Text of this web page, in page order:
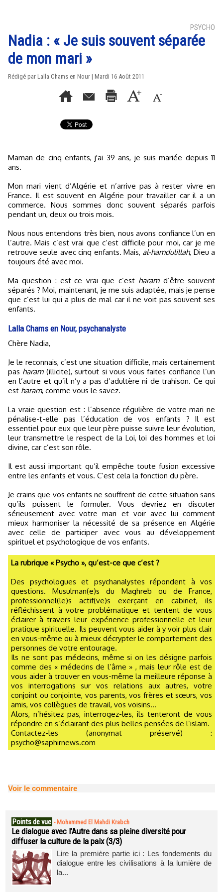
PSYCHO
Nadia : « Je suis souvent séparée
de mon mari »
Rédigé par Lalla Chams en Nour | Mardi 16 Août 2011
Maman de cinq enfants, j'ai 39 ans, je suis mariée depuis 11
ans.
Mon mari vient d’Algérie et n’arrive pas à rester vivre en
France. Il est souvent en Algérie pour travailler car il a un
commerce. Nous sommes donc souvent séparés parfois
pendant un, deux ou trois mois.
Nous nous entendons très bien, nous avons confiance l’un en
l’autre. Mais c’est vrai que c’est difficile pour moi, car je me
retrouve seule avec cinq enfants. Mais, al-hamdulillah, Dieu a
toujours été avec moi.
Ma question : est-ce vrai que c’est haram d’être souvent
séparés ? Moi, maintenant, je me suis adaptée, mais je pense
que c’est lui qui a plus de mal car il ne voit pas souvent ses
enfants.
Lalla Chams en Nour, psychanalyste
Chère Nadia,
Je le reconnais, c’est une situation difficile, mais certainement
pas haram (illicite), surtout si vous vous faites confiance l’un
en l’autre et qu’il n’y a pas d’adultère ni de trahison. Ce qui
est haram, comme vous le savez.
La vraie question est : l’absence régulière de votre mari ne
pénalise-t-elle pas l’éducation de vos enfants ? Il est
essentiel pour eux que leur père puisse suivre leur évolution,
leur transmettre le respect de la Loi, loi des hommes et loi
divine, car c’est son rôle.
Il est aussi important qu’il empêche toute fusion excessive
entre les enfants et vous. C’est cela la fonction du père.
Je crains que vos enfants ne souffrent de cette situation sans
qu’ils puissent le formuler. Vous devriez en discuter
sérieusement avec votre mari et voir avec lui comment
mieux harmoniser la nécessité de sa présence en Algérie
avec celle de participer avec vous au développement
spirituel et psychologique de vos enfants.
La rubrique « Psycho », qu’est-ce que c’est ?
Des psychologues et psychanalystes répondent à vos
questions. Musulman(e)s du Maghreb ou de France,
professionnel(le)s actif(ve)s exerçant en cabinet, ils
réfléchissent à votre problématique et tentent de vous
éclairer à travers leur expérience professionnelle et leur
pratique spirituelle. Ils peuvent vous aider à y voir plus clair
en vous-même ou à mieux décrypter le comportement des
personnes de votre entourage.
Ils ne sont pas médecins, même si on les désigne parfois
comme des « médecins de l’âme » , mais leur rôle est de
vous aider à trouver en vous-même la meilleure réponse à
vos interrogations sur vos relations aux autres, votre
conjoint ou conjointe, vos parents, vos frères et sœurs, vos
amis, vos collègues de travail, vos voisins...
Alors, n’hésitez pas, interrogez-les, ils tenteront de vous
répondre en s’éclairant des plus belles pensées de l’islam.
Contactez-les (anonymat préservé) :
psycho@saphirnews.com
Voir le commentaire
Points de vue - Mohammed El Mahdi Krabch
Le dialogue avec l’Autre dans sa pleine diversité pour
diffuser la culture de la paix (3/3)
Lire la première partie ici : Les fondements du
dialogue entre les civilisations à la lumière de
la...